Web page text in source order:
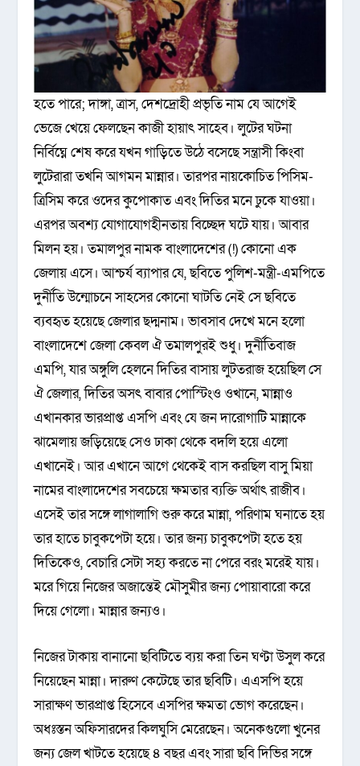
হতে পারে; দাঙ্গা, ত্রাস, দেশদ্রোহী প্রভৃতি নাম যে আগেই
ভেজে খেয়ে ফেলছেন কাজী হায়াৎ সাহেব। লুটের ঘটনা
নির্বিঘ্নে শেষ করে যখন গাড়িতে উঠে বসেছে সন্ত্রাসী কিংবা
লুটেরারা তখনি আগমন মান্নার। তারপর নায়কোচিত পিসিম-
ত্রিসিম করে ওদের কুপোকাত এবং দিতির মনে ঢুকে যাওয়া।
এরপর অবশ্য যোগাযোগহীনতায় বিচ্ছেদ ঘটে যায়। আবার
মিলন হয়। তমালপুর নামক বাংলাদেশের (!) কোনো এক
জেলায় এসে। আশ্চর্য ব্যাপার যে, ছবিতে পুলিশ-মন্ত্রী-এমপিতে
দুর্নীতি উন্মোচনে সাহসের কোনো ঘাটতি নেই সে ছবিতে
ব্যবহৃত হয়েছে জেলার ছদ্মনাম। ভাবসাব দেখে মনে হলো
বাংলাদেশে জেলা কেবল ঐ তমালপুরই শুধু। দুর্নীতিবাজ
এমপি, যার অঙ্গুলি হেলনে দিতির বাসায় লুটতরাজ হয়েছিল সে
ঐ জেলার, দিতির অসৎ বাবার পোস্টিংও ওখানে, মান্নাও
এখানকার ভারপ্রাপ্ত এসপি এবং যে জন দারোগাটি মান্নাকে
ঝামেলায় জড়িয়েছে সেও ঢাকা থেকে বদলি হয়ে এলো
এখানেই। আর এখানে আগে থেকেই বাস করছিল বাসু মিয়া
নামের বাংলাদেশের সবচেয়ে ক্ষমতার ব্যক্তি অর্থাৎ রাজীব।
এসেই তার সঙ্গে লাগালাগি শুরু করে মান্না, পরিণাম ঘনাতে হয়
তার হাতে চাবুকপেটা হয়ে। তার জন্য চাবুকপেটা হতে হয়
দিতিকেও, বেচারি সেটা সহ্য করতে না পেরে বরং মরেই যায়।
মরে গিয়ে নিজের অজান্তেই মৌসুমীর জন্য পোয়াবারো করে
দিয়ে গেলো। মান্নার জন্যও।
নিজের টাকায় বানানো ছবিটিতে ব্যয় করা তিন ঘণ্টা উসুল করে
নিয়েছেন মান্না। দারুণ কেটেছে তার ছবিটি। এএসপি হয়ে
সারাক্ষণ ভারপ্রাপ্ত হিসেবে এসপির ক্ষমতা ভোগ করেছেন।
অধঃস্তন অফিসারদের কিলঘুসি মেরেছেন। অনেকগুলো খুনের
জন্য জেল খাটতে হয়েছে ৪ বছর এবং সারা ছবি দিভির সঙ্গে